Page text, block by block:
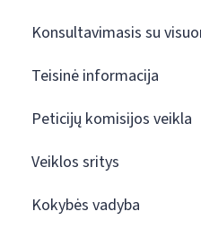
Konsultavimasis su
Teisinė informacija
Peticijų komisijos veikla
Veiklos sritys
Kokybės vadyba